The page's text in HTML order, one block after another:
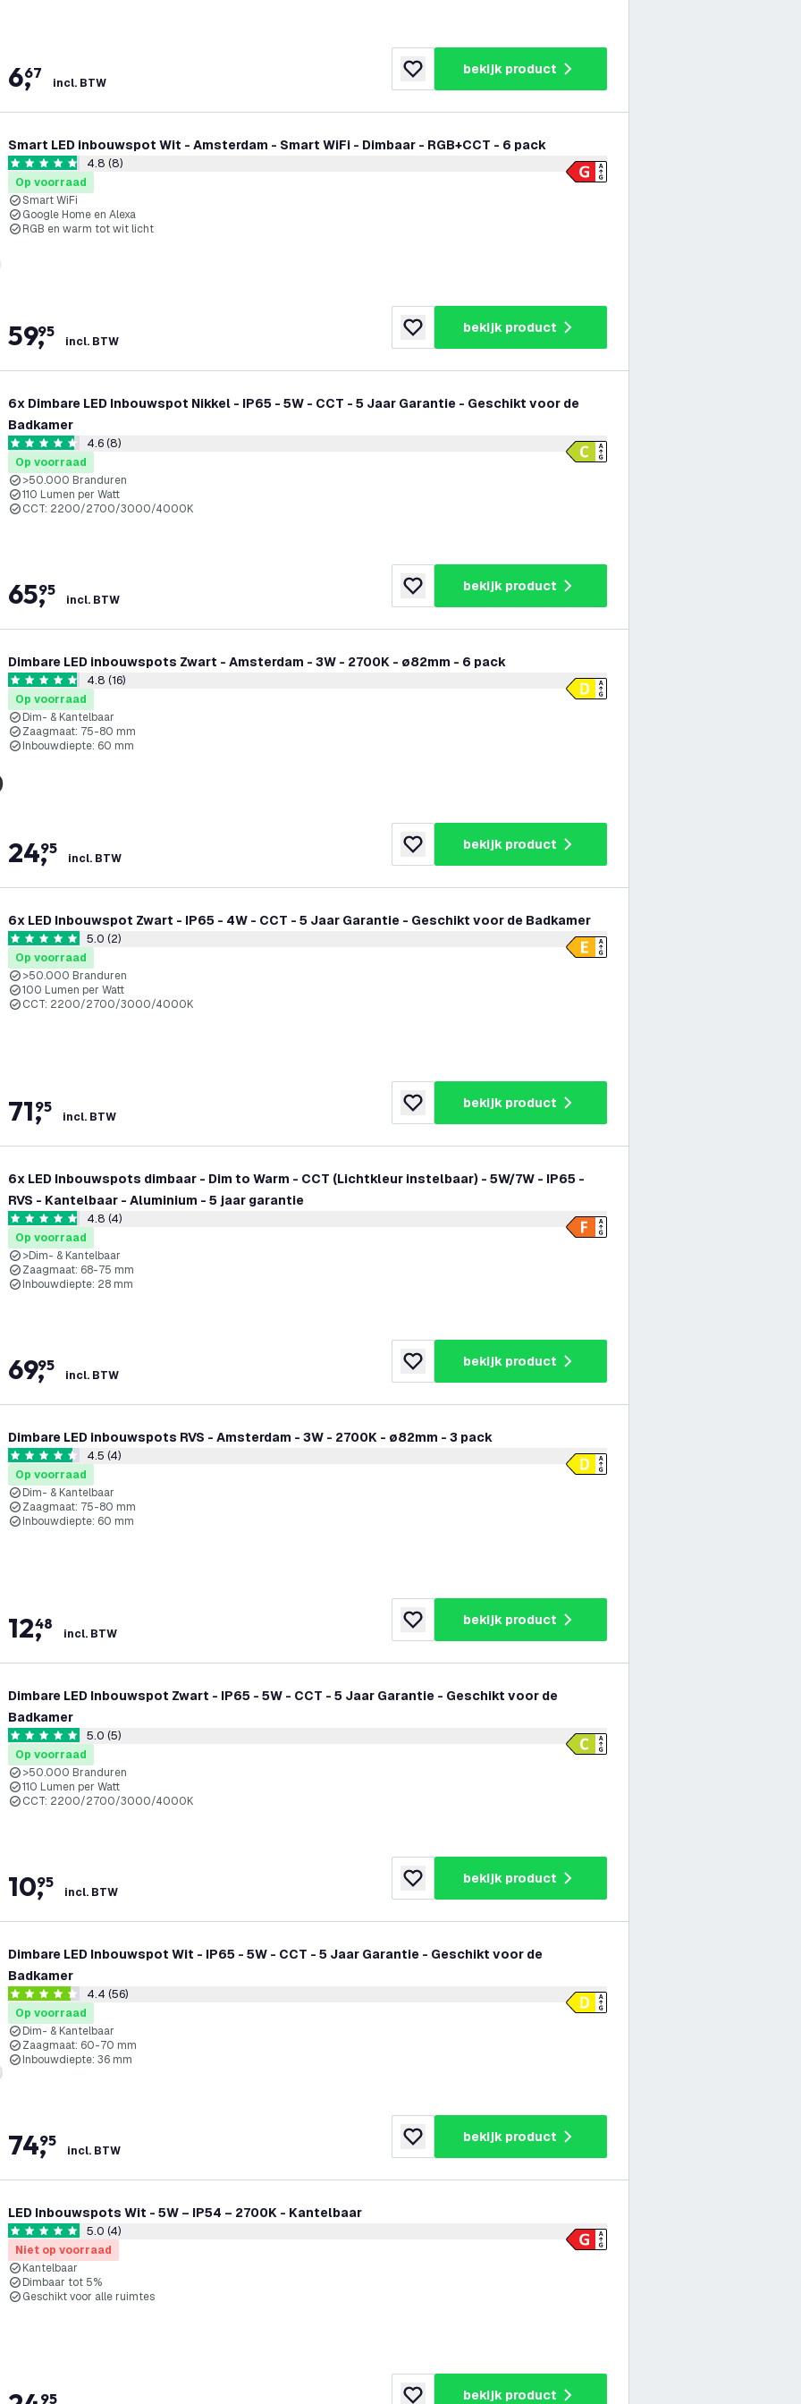
6,
67
incl. BTW toevoegen aan verlanglijst
bekijk product
Smart LED inbouwspot Wit - Amsterdam - Smart WiFi - Dimbaar - RGB+CCT - 6 pack
4.8 score sterren4.8 (8)
Op voorraad
Smart WiFi
Google Home en Alexa
RGB en warm tot wit licht
59,
95
incl. BTW toevoegen aan verlanglijst
bekijk product
6x Dimbare LED Inbouwspot Nikkel - IP65 - 5W - CCT - 5 Jaar Garantie - Geschikt voor de
Badkamer
4.6 score sterren4.6 (8)
Op voorraad
>50.000 Branduren
110 Lumen per Watt
CCT: 2200/2700/3000/4000K
65,
95
incl. BTW toevoegen aan verlanglijst
bekijk product
Dimbare LED inbouwspots Zwart - Amsterdam - 3W - 2700K - ø82mm - 6 pack
4.8 score sterren4.8 (16)
Op voorraad
Dim- & Kantelbaar
Zaagmaat: 75-80 mm
Inbouwdiepte: 60 mm
24,
95
incl. BTW toevoegen aan verlanglijst
bekijk product
6x LED Inbouwspot Zwart - IP65 - 4W - CCT - 5 Jaar Garantie - Geschikt voor de Badkamer
5 score sterren5.0 (2)
Op voorraad
>50.000 Branduren
100 Lumen per Watt
CCT: 2200/2700/3000/4000K
71,
95
incl. BTW toevoegen aan verlanglijst
bekijk product
6x LED Inbouwspots dimbaar - Dim to Warm - CCT (Lichtkleur instelbaar) - 5W/7W - IP65 -
RVS - Kantelbaar - Aluminium - 5 jaar garantie
4.8 score sterren4.8 (4)
Op voorraad
>Dim- & Kantelbaar
Zaagmaat: 68-75 mm
Inbouwdiepte: 28 mm
69,
95
incl. BTW toevoegen aan verlanglijst
bekijk product
Dimbare LED inbouwspots RVS - Amsterdam - 3W - 2700K - ø82mm - 3 pack
4.5 score sterren4.5 (4)
Op voorraad
Dim- & Kantelbaar
Zaagmaat: 75-80 mm
Inbouwdiepte: 60 mm
12,
48
incl. BTW toevoegen aan verlanglijst
bekijk product
Dimbare LED Inbouwspot Zwart - IP65 - 5W - CCT - 5 Jaar Garantie - Geschikt voor de
Badkamer
5 score sterren5.0 (5)
Op voorraad
>50.000 Branduren
110 Lumen per Watt
CCT: 2200/2700/3000/4000K
10,
95
incl. BTW toevoegen aan verlanglijst
bekijk product
Dimbare LED Inbouwspot Wit - IP65 - 5W - CCT - 5 Jaar Garantie - Geschikt voor de
Badkamer
4.4 score sterren4.4 (56)
Op voorraad
Dim- & Kantelbaar
Zaagmaat: 60-70 mm
Inbouwdiepte: 36 mm
74,
95
incl. BTW toevoegen aan verlanglijst
bekijk product
LED Inbouwspots Wit - 5W – IP54 – 2700K - Kantelbaar
5 score sterren 5.0 (4)
Niet op voorraad
Kantelbaar
Dimbaar tot 5%
Geschikt voor alle ruimtes
95 bekijk product